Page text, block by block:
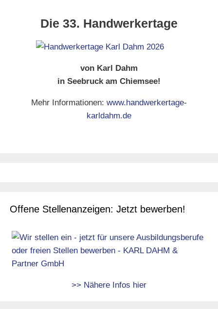
Die 33. Handwerkertage
von Karl Dahm
in Seebruck am Chiemsee!
Mehr Informationen: www.handwerkertage-
karldahm.de
Offene Stellenanzeigen: Jetzt bewerben!
>> Nähere Infos hier